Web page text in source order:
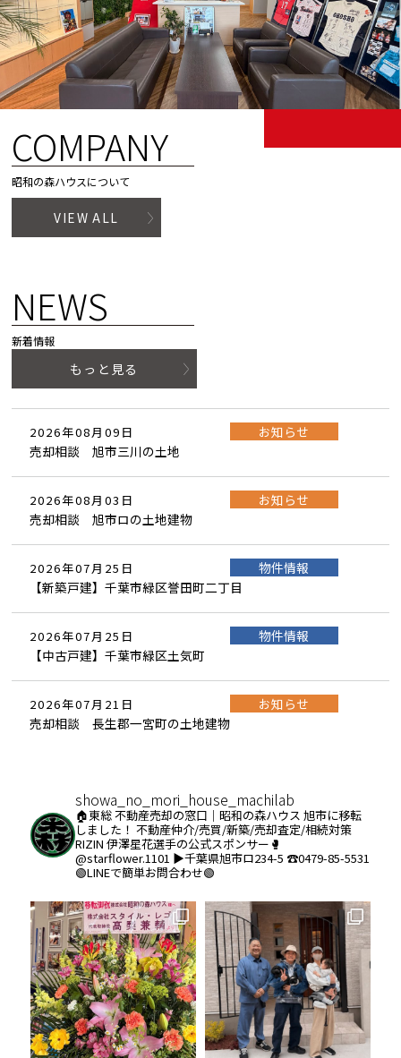
COMPANY
昭和の森ハウスについて
VIEW ALL
NEWS
新着情報
もっと見る
2026年08月09日
お知らせ
売却相談 旭市三川の土地
2026年08月03日
お知らせ
売却相談 旭市ロの土地建物
2026年07月25日
物件情報
【新築戸建】千葉市緑区誉田町二丁目
2026年07月25日
物件情報
【中古戸建】千葉市緑区土気町
2026年07月21日
お知らせ
売却相談 長生郡一宮町の土地建物
showa_no_mori_house_machilab
🏠東総 不動産売却の窓口｜昭和の森ハウス 旭市に移転
しました！ 不動産仲介/売買/新築/売却査定/相続対策
RIZIN 伊澤星花選手の公式スポンサー🥊
@starflower.1101 ▶︎千葉県旭市ロ234-5 ☎️0479-85-5531
🟢LINEで簡単お問合わせ🟢